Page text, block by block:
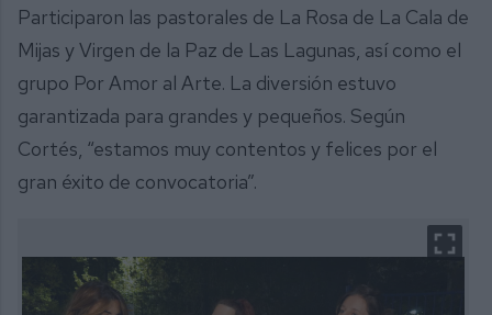
Participaron las pastorales de La Rosa de La Cala de
Mijas y Virgen de la Paz de Las Lagunas, así como el
grupo Por Amor al Arte. La diversión estuvo
garantizada para grandes y pequeños. Según
Cortés, “estamos muy contentos y felices por el
gran éxito de convocatoria”.